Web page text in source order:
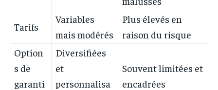
Tarifs
Variables
mais modérés
Plus élevés en
raison du risque
Option
s de
garanti
Diversifiées
et
personnalisa
Souvent limitées et
encadrées